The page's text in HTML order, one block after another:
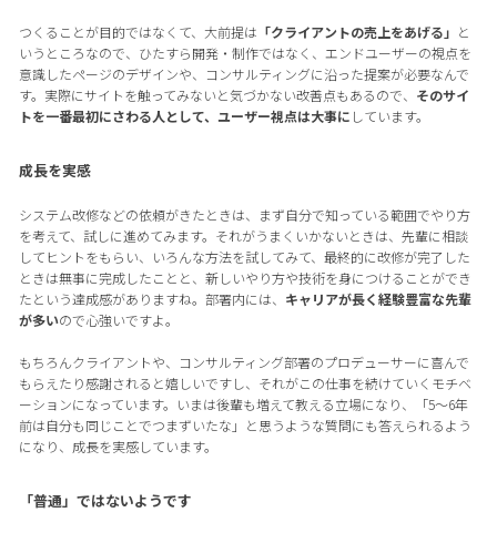
つくることが目的ではなくて、大前提は 「クライアントの売上をあげる」 と
いうところなので、ひたすら開発・制作ではなく、エンドユーザーの視点を
意識したページのデザインや、コンサルティングに沿った提案が必要なんで
す。実際にサイトを触ってみないと気づかない改善点もあるので、 そのサイ
トを一番最初にさわる人として、ユーザー視点は大事に しています。
成長を実感
システム改修などの依頼がきたときは、まず自分で知っている範囲でやり方
を考えて、試しに進めてみます。それがうまくいかないときは、先輩に相談
してヒントをもらい、いろんな方法を試してみて、最終的に改修が完了した
ときは無事に完成したことと、新しいやり方や技術を身につけることができ
たという達成感がありますね。部署内には、 キャリアが長く経験豊富な先輩
が多いので心強いですよ。
もちろんクライアントや、コンサルティング部署のプロデューサーに喜んで
もらえたり感謝されると嬉しいですし、それがこの仕事を続けていくモチベ
ーションになっています。いまは後輩も増えて教える立場になり、「5〜6年
前は自分も同じことでつまずいたな」と思うような質問にも答えられるよう
になり、成長を実感しています。
「普通」ではないようです